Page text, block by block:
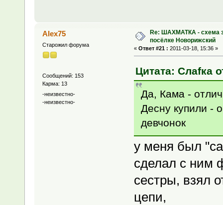
Alex75
Старожил форума
Сообщений: 153
Карма: 13
-неизвестно-
-неизвестно-
Re: ШАХМАТКА - схема
посёлке Новорижский
« Ответ #21 : 2011-03-18, 15:36 »
Цитата: Слаfка
Да, Кама -
Десну купили -
девчонок
у меня был
сделал с ним
сестры, взял
цепи,